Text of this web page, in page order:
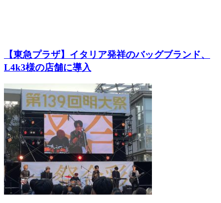
【東急プラザ】イタリア発祥のバッグブランド、
L4k3様の店舗に導入